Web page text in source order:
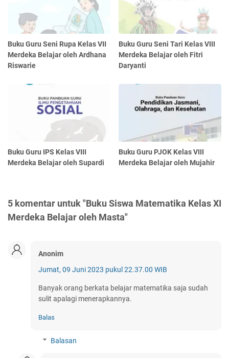
Buku Guru Seni Rupa Kelas VII
Merdeka Belajar oleh Ardhana
Riswarie
Buku Guru Seni Tari Kelas VIII
Merdeka Belajar oleh Fitri
Daryanti
Buku Guru IPS Kelas VIII
Merdeka Belajar oleh Supardi
Buku Guru PJOK Kelas VIII
Merdeka Belajar oleh Mujahir
5 komentar untuk "Buku Siswa Matematika Kelas XI
Merdeka Belajar oleh Masta"
Anonim
Jumat, 09 Juni 2023 pukul 22.37.00 WIB
Banyak orang berkata belajar matematika saja sudah
sulit apalagi menerapkannya.
Balas
Balasan